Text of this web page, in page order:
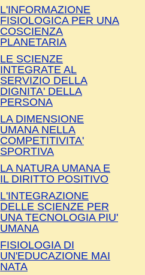
L'INFORMAZIONE
FISIOLOGICA PER UNA
COSCIENZA
PLANETARIA
LE SCIENZE
INTEGRATE AL
SERVIZIO DELLA
DIGNITA' DELLA
PERSONA
LA DIMENSIONE
UMANA NELLA
COMPETITIVITA'
SPORTIVA
LA NATURA UMANA E
IL DIRITTO POSITIVO
L'INTEGRAZIONE
DELLE SCIENZE PER
UNA TECNOLOGIA PIU'
UMANA
FISIOLOGIA DI
UN'EDUCAZIONE MAI
NATA